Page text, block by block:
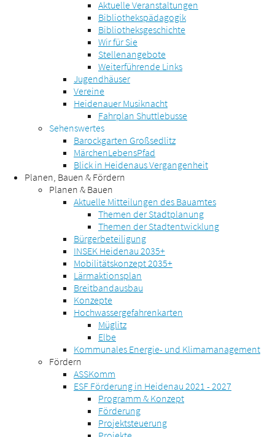
Aktuelle Veranstaltungen
Bibliothekspädagogik
Bibliotheksgeschichte
Wir für Sie
Stellenangebote
Weiterführende Links
Jugendhäuser
Vereine
Heidenauer Musiknacht
Fahrplan Shuttlebusse
Sehenswertes
Barockgarten Großsedlitz
MärchenLebensPfad
Blick in Heidenaus Vergangenheit
Planen, Bauen & Fördern
Planen & Bauen
Aktuelle Mitteilungen des Bauamtes
Themen der Stadtplanung
Themen der Stadtentwicklung
Bürgerbeteiligung
INSEK Heidenau 2035+
Mobilitätskonzept 2035+
Lärmaktionsplan
Breitbandausbau
Konzepte
Hochwassergefahrenkarten
Müglitz
Elbe
Kommunales Energie- und Klimamanagement
Fördern
ASSKomm
ESF Förderung in Heidenau 2021 - 2027
Programm & Konzept
Förderung
Projektsteuerung